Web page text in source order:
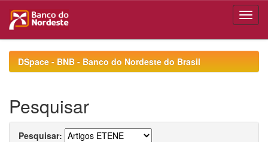
navigationDSpace - BNB - Banco do Nordeste do Brasil
Pesquisar
Pesquisar: